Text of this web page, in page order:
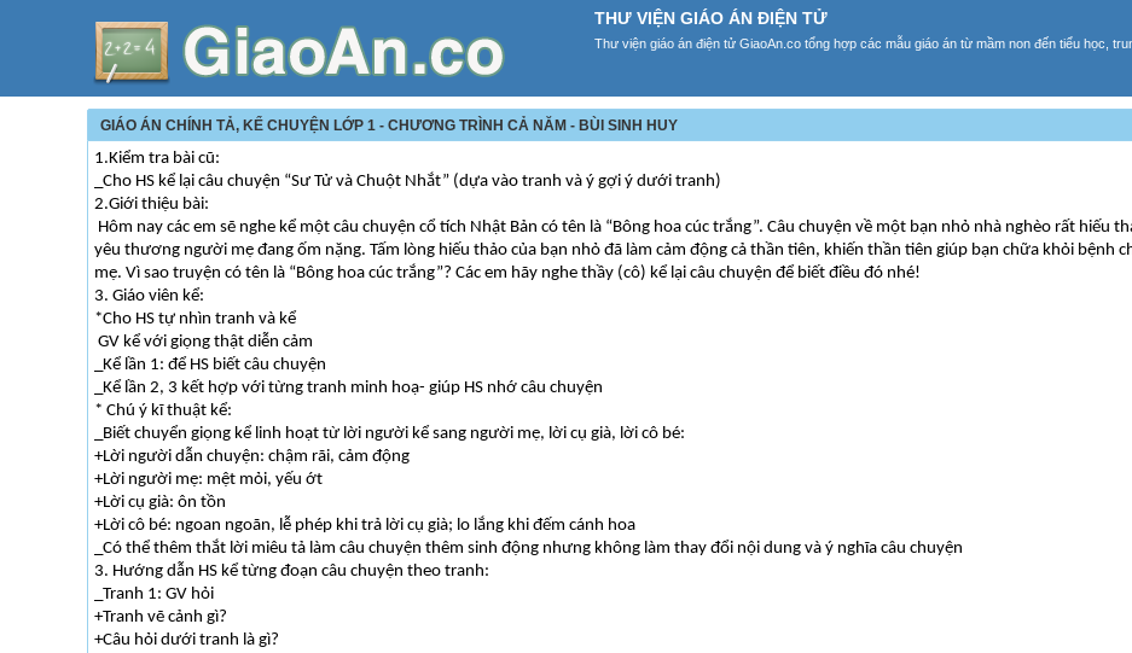
THƯ VIỆN GIÁO ÁN ĐIỆN TỬ
Thư viện giáo án điện tử GiaoAn.co tổng hợp các mẫu giáo án từ mầm non đến tiểu học,
GIÁO ÁN CHÍNH TẢ, KỂ CHUYỆN LỚP 1 - CHƯƠNG TRÌNH CẢ NĂM - BÙI SINH HUY
1.Kiểm tra bài cũ:
_Cho HS kể lại câu chuyện “Sư Tử và Chuột Nhắt” (dựa vào tranh và ý gợi ý dưới tranh)
2.Giới thiệu bài:
Hôm nay các em sẽ nghe kể một câu chuyện cổ tích Nhật Bản có tên là “Bông hoa cúc trắng”. Câu chuyện về một bạn nhỏ nhà nghèo rất hiếu
yêu thương người mẹ đang ốm nặng. Tấm lòng hiếu thảo của bạn nhỏ đã làm cảm động cả thần tiên, khiến thần tiên giúp bạn chữa khỏi bệnh
mẹ. Vì sao truyện có tên là “Bông hoa cúc trắng”? Các em hãy nghe thầy (cô) kể lại câu chuyện để biết điều đó nhé!
3. Giáo viên kể:
*Cho HS tự nhìn tranh và kể
GV kể với giọng thật diễn cảm
_Kể lần 1: để HS biết câu chuyện
_Kể lần 2, 3 kết hợp với từng tranh minh hoạ- giúp HS nhớ câu chuyện
* Chú ý kĩ thuật kể:
_Biết chuyển giọng kể linh hoạt từ lời người kể sang người mẹ, lời cụ già, lời cô bé:
+Lời người dẫn chuyện: chậm rãi, cảm động
+Lời người mẹ: mệt mỏi, yếu ớt
+Lời cụ già: ôn tồn
+Lời cô bé: ngoan ngoãn, lễ phép khi trả lời cụ già; lo lắng khi đếm cánh hoa
_Có thể thêm thắt lời miêu tả làm câu chuyện thêm sinh động nhưng không làm thay đổi nội dung và ý nghĩa câu chuyện
3. Hướng dẫn HS kể từng đoạn câu chuyện theo tranh:
_Tranh 1: GV hỏi
+Tranh vẽ cảnh gì?
+Câu hỏi dưới tranh là gì?